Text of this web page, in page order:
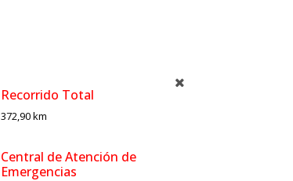
Recorrido Total
372,90 km
Central de Atención de
Emergencias